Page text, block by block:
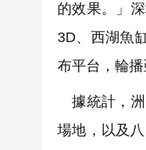
的效果。」
3D、西湖魚
布平台，輪播
據統計，洲
場地，以及